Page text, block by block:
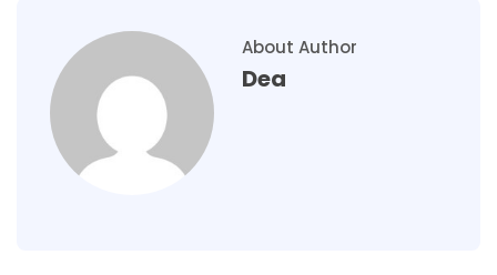
About Author
Dea